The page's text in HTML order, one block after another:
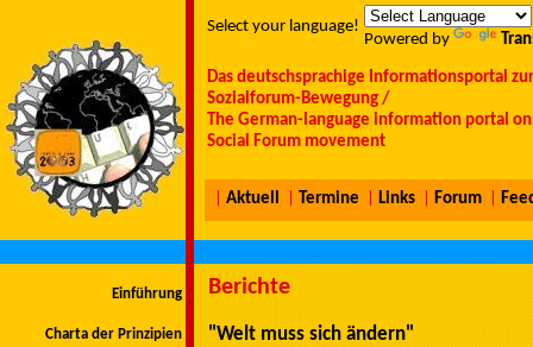
Select your language!
Powered by
Das deutschsprachige Informationsportal
Sozialforum-Bewegung /
The German-language information portal
Social Forum movement
Aktuell Termine Links Forum
Einführung
Charta der Prinzipien
Berichte
"Welt muss sich ändern"